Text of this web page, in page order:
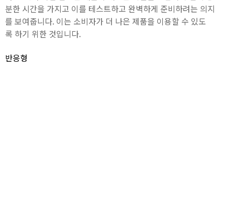
분한 시간을 가지고 이를 테스트하고 완벽하게 준비하려는 의지
를 보여줍니다. 이는 소비자가 더 나은 제품을 이용할 수 있도
록 하기 위한 것입니다.
반응형